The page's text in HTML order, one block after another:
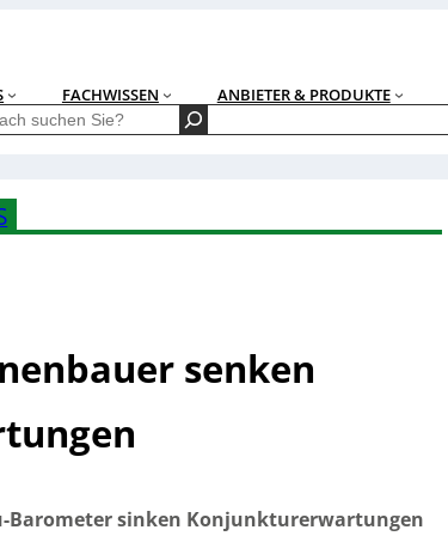
FACHWISSEN ANBIETER & PRODUKTE
senken
Barometer sinken Konjunkturerwartungen